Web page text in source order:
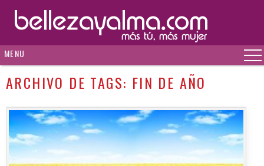
MENU
ARCHIVO DE TAGS: FIN DE AÑO